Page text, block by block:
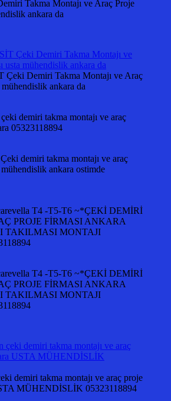
Takma Montajı ve Araç Proje
ankara da
Demiri Takma Montajı ve Araç
mühendislik ankara da
demiri takma montajı ve araç
05323118894
demiri takma montajı ve araç
ankara ostimde
T4 -T5-T6 ~*ÇEKİ DEMİRİ
PROJE FİRMASI ANKARA
TAKILMASI MONTAJI
T4 -T5-T6 ~*ÇEKİ DEMİRİ
PROJE FİRMASI ANKARA
TAKILMASI MONTAJI
demiri takma montajı ve araç proje
MÜHENDİSLİK 05323118894